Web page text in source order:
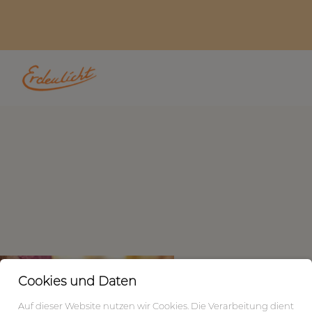
Cookies und Daten
Auf dieser Website nutzen wir Cookies. Die Verarbeitung dient